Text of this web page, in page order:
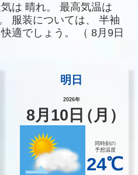
は 晴れ。
最高気温は
服装については、
半袖
適でしょう。
（ 8月9日
明日
2026年
8月 10 日（月）
同時刻の
予想温度
24℃